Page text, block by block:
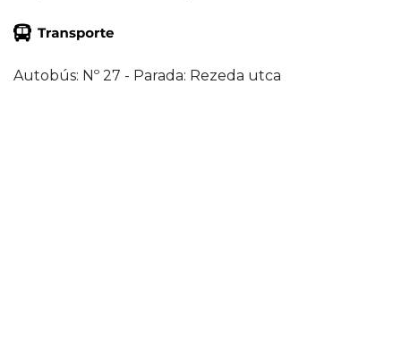
Autobús: Nº 27 - Parada: Rezeda utca